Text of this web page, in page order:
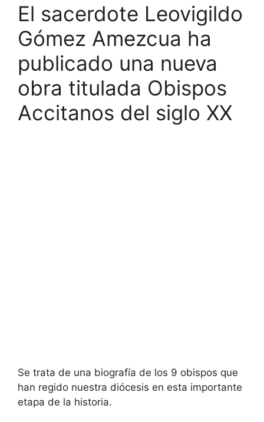
El sacerdote Leovigildo
Gómez Amezcua ha
publicado una nueva
obra titulada Obispos
Accitanos del siglo XX
Se trata de una biografía de los 9 obispos que
han regido nuestra diócesis en esta importante
etapa de la historia.